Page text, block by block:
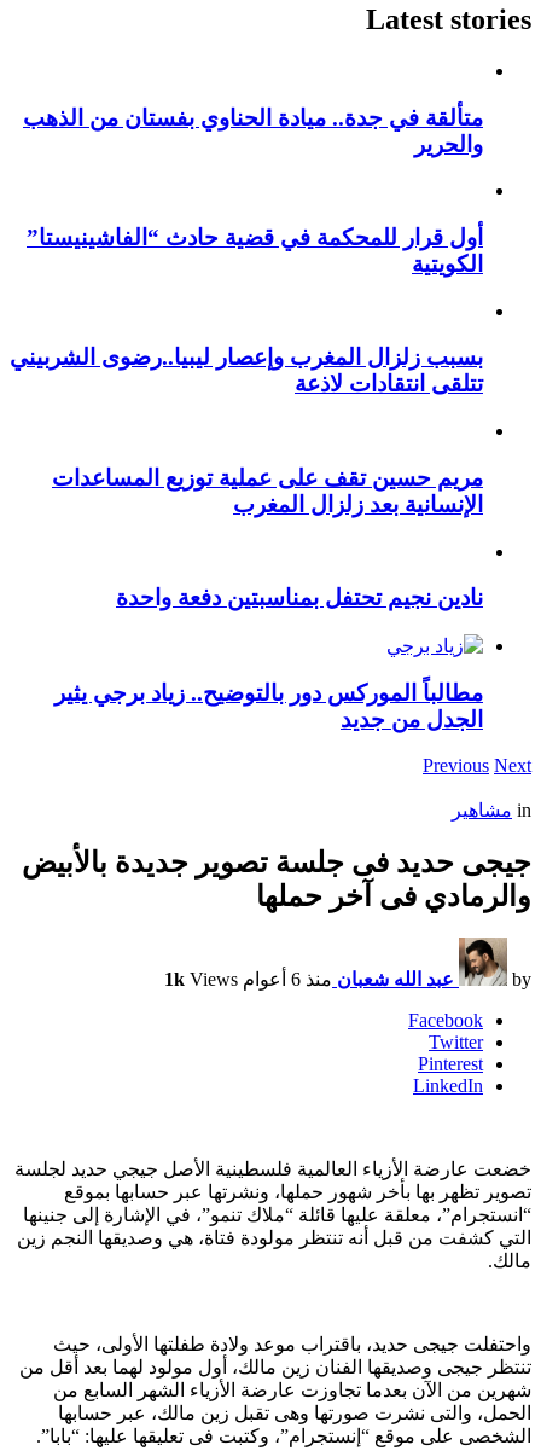
Latest stories
متألقة في جدة.. ميادة الحناوي بفستان من الذهب
والحرير
أول قرار للمحكمة في قضية حادث “الفاشينيستا”
الكويتية
بسبب زلزال المغرب وإعصار ليبيا..رضوى الشربيني
تتلقى انتقادات لاذعة
مريم حسين تقف على عملية توزيع المساعدات
الإنسانية بعد زلزال المغرب
نادين نجيم تحتفل بمناسبتين دفعة واحدة
مطالباً الموركس دور بالتوضيح.. زياد برجي يثير
الجدل من جديد
Previous Next
in مشاهير
جيجى حديد فى جلسة تصوير جديدة بالأبيض
والرمادي فى آخر حملها
by عبد الله شعبان منذ 6 أعوام 1k Views
Facebook
Twitter
Pinterest
LinkedIn
خضعت عارضة الأزياء العالمية فلسطينية الأصل جيجي حديد لجلسة
تصوير تظهر بها بأخر شهور حملها، ونشرتها عبر حسابها بموقع
“انستجرام”، معلقة عليها قائلة “ملاك تنمو”، في الإشارة إلى جنينها
التي كشفت من قبل أنه تنتظر مولودة فتاة، هي وصديقها النجم زين
مالك.
واحتفلت جيجى حديد، باقتراب موعد ولادة طفلتها الأولى، حيث
تنتظر جيجى وصديقها الفنان زين مالك، أول مولود لهما بعد أقل من
شهرين من الآن بعدما تجاوزت عارضة الأزياء الشهر السابع من
الحمل، والتى نشرت صورتها وهى تقبل زين مالك، عبر حسابها
الشخصى على موقع “إنستجرام”، وكتبت فى تعليقها عليها: “بابا”.